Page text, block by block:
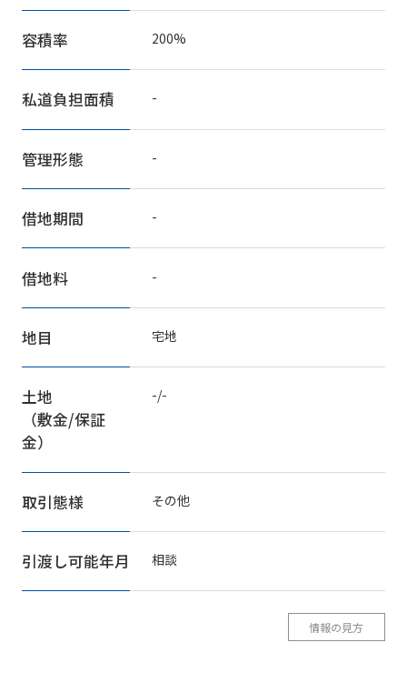
容積率 200%
私道負担面積 -
管理形態 -
借地期間 -
借地料 -
地目 宅地
土地
（敷金/保証
金）
-/-
取引態様 その他
引渡し可能年月 相談
情報の見方